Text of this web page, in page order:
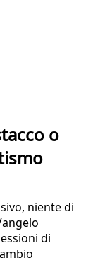
o
niente di
di